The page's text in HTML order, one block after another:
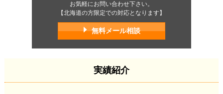
お気軽にお問い合わせ下さい。
【北海道の方限定での対応となります】
無料メール相談
実績紹介